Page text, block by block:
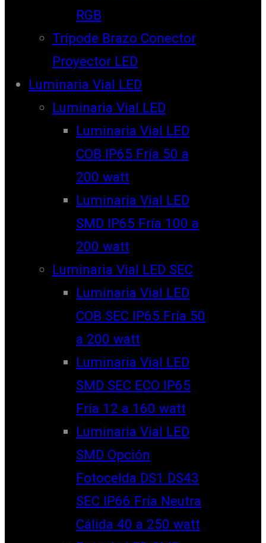
RGB
Trípode Brazo Conector
Proyector LED
Luminaria Vial LED
Luminaria Vial LED
Luminaria Vial LED
COB IP65 Fría 50 a
200 watt
Luminaria Vial LED
SMD IP65 Fría 100 a
200 watt
Luminaria Vial LED SEC
Luminaria Vial LED
COB SEC IP65 Fría 50
a 200 watt
Luminaria Vial LED
SMD SEC ECO IP65
Fría 12 a 160 watt
Luminaria Vial LED
SMD Opción
Fotocelda DS1 DS43
SEC IP66 Fría Neutra
Cálida 40 a 250 watt